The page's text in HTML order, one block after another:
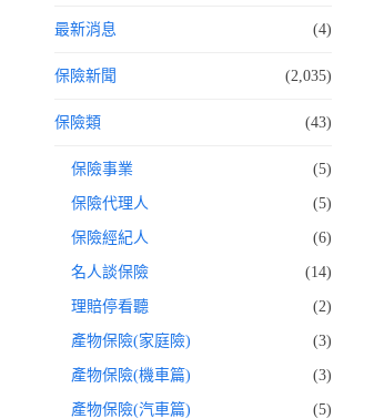
最新消息 (4)
保險新聞 (2,035)
保險類 (43)
保險事業 (5)
保險代理人 (5)
保險經紀人 (6)
名人談保險 (14)
理賠停看聽 (2)
產物保險(家庭險) (3)
產物保險(機車篇) (3)
產物保險(汽車篇) (5)